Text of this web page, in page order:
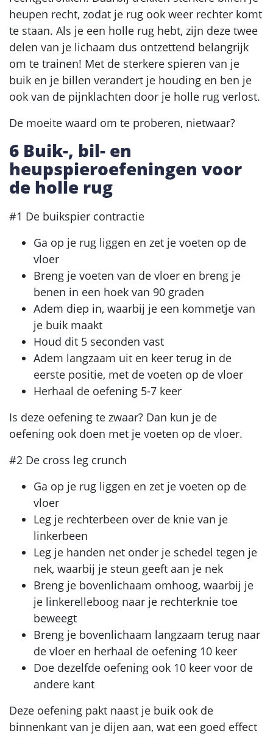
heupen recht, zodat je rug ook weer rechter komt
te staan. Als je een holle rug hebt, zijn deze twee
delen van je lichaam dus ontzettend belangrijk
om te trainen! Met de sterkere spieren van je
buik en je billen verandert je houding en ben je
ook van de pijnklachten door je holle rug verlost.
De moeite waard om te proberen, nietwaar?
6 Buik-, bil- en
heupspieroefeningen voor
de holle rug
#1 De buikspier contractie
Ga op je rug liggen en zet je voeten op de
vloer
Breng je voeten van de vloer en breng je
benen in een hoek van 90 graden
Adem diep in, waarbij je een kommetje van
je buik maakt
Houd dit 5 seconden vast
Adem langzaam uit en keer terug in de
eerste positie, met de voeten op de vloer
Herhaal de oefening 5-7 keer
Is deze oefening te zwaar? Dan kun je de
oefening ook doen met je voeten op de vloer.
#2 De cross leg crunch
Ga op je rug liggen en zet je voeten op de
vloer
Leg je rechterbeen over de knie van je
linkerbeen
Leg je handen net onder je schedel tegen je
nek, waarbij je steun geeft aan je nek
Breng je bovenlichaam omhoog, waarbij je
je linkerelleboog naar je rechterknie toe
beweegt
Breng je bovenlichaam langzaam terug naar
de vloer en herhaal de oefening 10 keer
Doe dezelfde oefening ook 10 keer voor de
andere kant
Deze oefening pakt naast je buik ook de
binnenkant van je dijen aan, wat een goed effect